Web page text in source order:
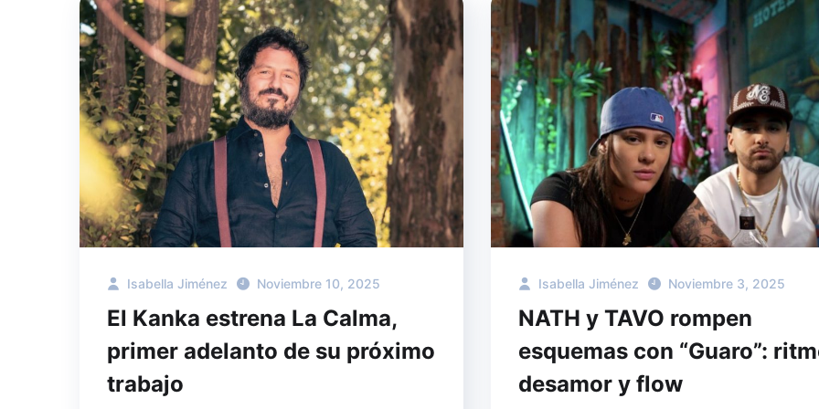
Isabella Jiménez Noviembre 10, 2025
El Kanka estrena La Calma,
primer adelanto de su próximo
trabajo
Isabella Jiménez Noviembre 3, 2025
NATH y TAVO rompen
esquemas con “Guaro”:
desamor y flow